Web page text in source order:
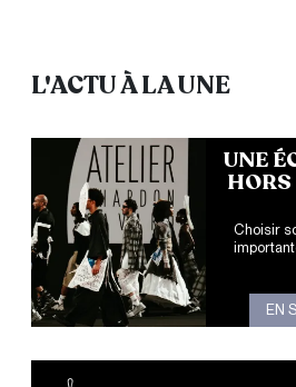
L'ACTU À LA UNE
UNE
HORS
Choisir
EN